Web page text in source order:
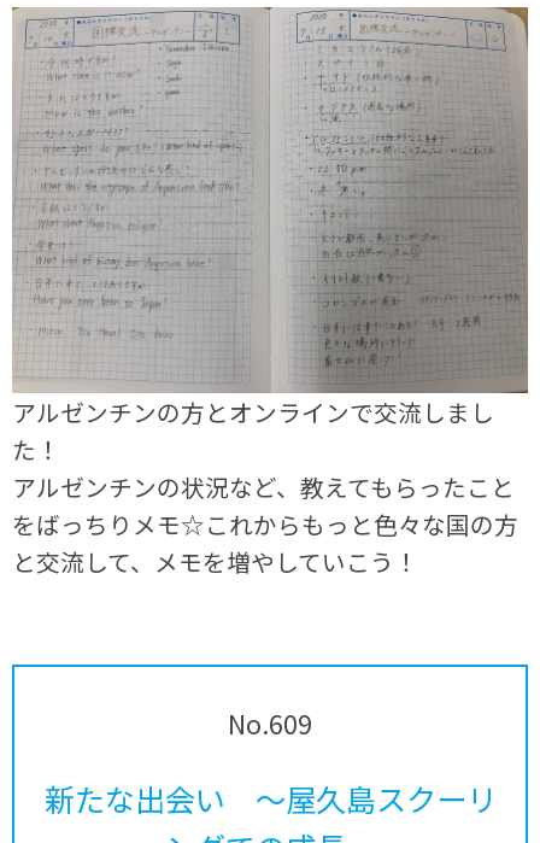
アルゼンチンの方とオンラインで交流しまし
た！
アルゼンチンの状況など、教えてもらったこと
をばっちりメモ☆これからもっと色々な国の方
と交流して、メモを増やしていこう！
No.609
新たな出会い ～屋久島スクーリ